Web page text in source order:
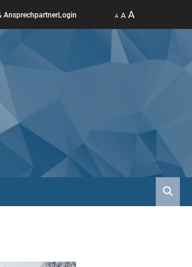
AnsprechpartnerLogin A A A